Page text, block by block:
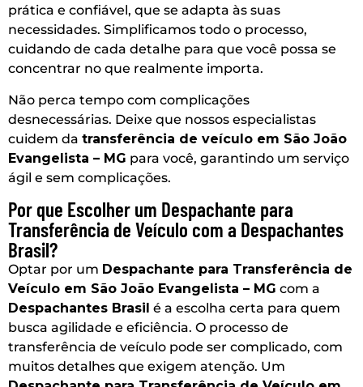
prática e confiável, que se adapta às suas
necessidades. Simplificamos todo o processo,
cuidando de cada detalhe para que você possa se
concentrar no que realmente importa.
Não perca tempo com complicações
desnecessárias. Deixe que nossos especialistas
cuidem da transferência de veículo em São João
Evangelista – MG para você, garantindo um serviço
ágil e sem complicações.
Por que Escolher um Despachante para
Transferência de Veículo com a Despachantes
Brasil?
Optar por um Despachante para Transferência de
Veículo em São João Evangelista – MG com a
Despachantes Brasil é a escolha certa para quem
busca agilidade e eficiência. O processo de
transferência de veículo pode ser complicado, com
muitos detalhes que exigem atenção. Um